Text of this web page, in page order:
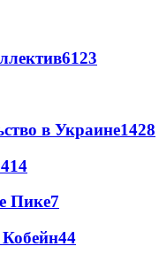
6123
в Украине1428
14
Пике7
44